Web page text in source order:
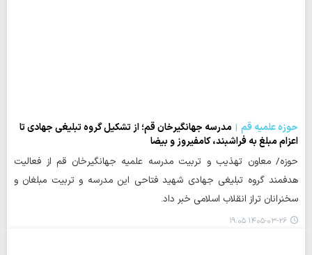
حوزه علمیه قم
مدرسه جهانگیرخان قم؛ از تشکیل گروه تبلیغی جهادی تا
اعزام مبلغ به فراشبند، کامفیروز و بیضا
حوزه/ معاون تهذیب و تربیت مدرسه علمیه جهانگیرخان قم از فعالیت
هدفمند گروه تبلیغی جهادی شهید فتاحی این مدرسه و تربیت مبلغان و
سخنرانان تراز انقلاب اسلامی خبر داد.
۱۴۰۵-۰۳-۲۶ ۱۹:۰۵